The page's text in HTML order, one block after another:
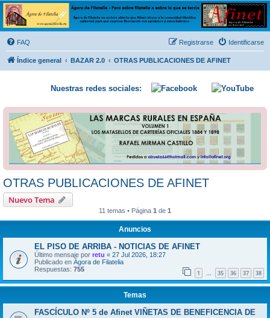
Ágora de Filatelia
Foro sobre filatelia o sobre lo que se tercie. Ágora de Filatelia es un foro abierto que Afinet
ofrece a la comunidad filatélica universal para que exprese libremente sus opiniones y
conocimientos
FAQ Identificarse
Registrarse
Índice general BAZAR 2.0 OTRAS PUBLICACIONES DE AFINET
Nuestras redes sociales:
OTRAS PUBLICACIONES DE AFINET
Nuevo Tema
11 temas • Página 1 de 1
Anuncios
EL PISO DE ARRIBA - NOTICIAS DE AFINET
Último mensaje por retu « 27 Jul 2026, 18:27
Publicado en Ágora de Filatelia
Respuestas: 755 1 … 35 36 37 38
Temas
FASCÍCULO Nº 5 de Afinet VIÑETAS DE BENEFICENCIA DE